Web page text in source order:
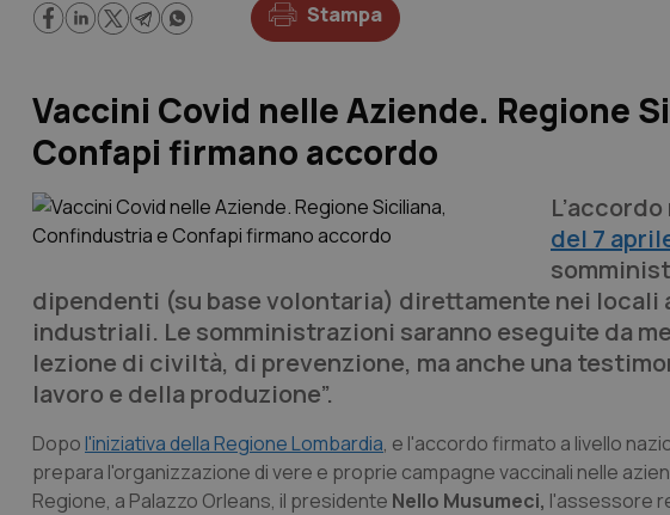
Stampa
Vaccini Covid nelle Aziende. Regione
Confapi firmano accordo
del 7
dipendenti (su base volontaria) direttamente nei
industriali. Le somministrazioni saranno eseguite da
lezione di civiltà, di prevenzione, ma anche una
lavoro e della produzione”.
Dopol'iniziativa della Regione Lombardia, e l'accordo firmato a livello
prepara l'organizzazione di vere e proprie campagne vaccinali nelle
Regione, a Palazzo Orleans, il presidente Nello Musumeci, l'assessore